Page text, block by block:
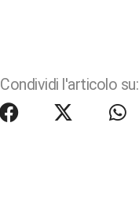
Condividi l'articolo su: